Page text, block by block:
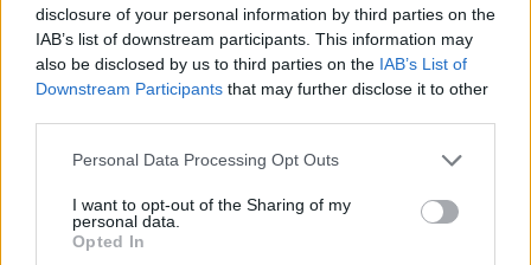
disclosure of your personal information by third parties on the
IAB’s list of downstream participants. This information may
also be disclosed by us to third parties on the IAB’s List of
Downstream Participants that may further disclose it to other
Please note that this website/app uses one or more Google
not limited to your visit or usage behaviour. You may click to
grant or deny consent to Google and its third-party tags to
use your data for below specified purposes in below Google
Personal Data Processing Opt Outs
I want to opt-out of the Sharing of my
personal data.
Opted In
BELÉPÉS